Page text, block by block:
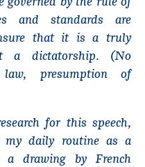
and standards are
that it is a truly
a dictatorship. (No
presumption of
for this speech,
my daily routine as a
a drawing by French